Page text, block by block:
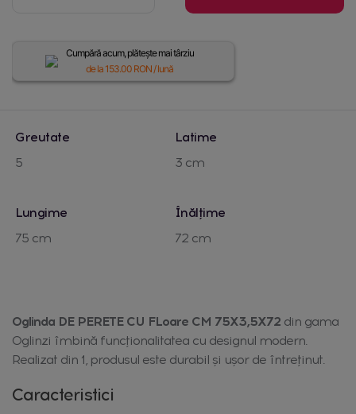
Cumpără acum, plătește mai târziu
de la153.00 RON / lună
Greutate
5
Latime
3 cm
Lungime
75 cm
Înălțime
72 cm
Oglinda DE PERETE CU FLoare CM 75X3,5X72 din gama
Oglinzi îmbină funcționalitatea cu designul modern.
Realizat din 1, produsul este durabil și ușor de întreținut.
Caracteristici